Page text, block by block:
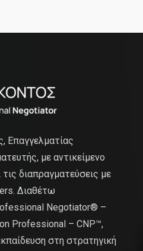
Επαγγελματίας
με αντικείμενο
διαπραγματεύσεις με
Διαθέτω
Negotiator® –
Professional – CNP™,
στη στρατηγική